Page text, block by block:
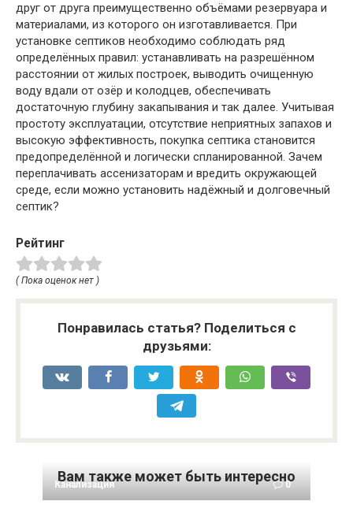
друг от друга преимущественно объёмами резервуара и
материалами, из которого он изготавливается. При
установке септиков необходимо соблюдать ряд
определённых правил: устанавливать на разрешённом
расстоянии от жилых построек, выводить очищенную
воду вдали от озёр и колодцев, обеспечивать
достаточную глубину закапывания и так далее. Учитывая
простоту эксплуатации, отсутствие неприятных запахов и
высокую эффективность, покупка септика становится
предопределённой и логически спланированной. Зачем
переплачивать ассенизаторам и вредить окружающей
среде, если можно установить надёжный и долговечный
септик?
Рейтинг
( Пока оценок нет )
Понравилась статья? Поделиться с
друзьями:
Вам также может быть интересно
Канализация 0